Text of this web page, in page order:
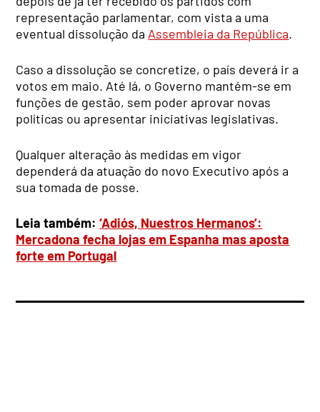
representação parlamentar, com vista a uma
eventual dissolução da Assembleia da República.
Caso a dissolução se concretize, o país deverá ir a
votos em maio. Até lá, o Governo mantém-se em
funções de gestão, sem poder aprovar novas
políticas ou apresentar iniciativas legislativas.
Qualquer alteração às medidas em vigor
dependerá da atuação do novo Executivo após a
sua tomada de posse.
Leia também:‘Adiós, Nuestros Hermanos’:
Mercadona fecha lojas em Espanha mas aposta
forte em Portugal